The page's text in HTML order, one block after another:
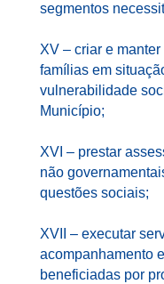
segmentos
XV – criar e
famílias em
vulnerabilidade
Município;
XVI – prestar
não
questões sociais;
XVII – executar
acompanhamento
beneficiadas por